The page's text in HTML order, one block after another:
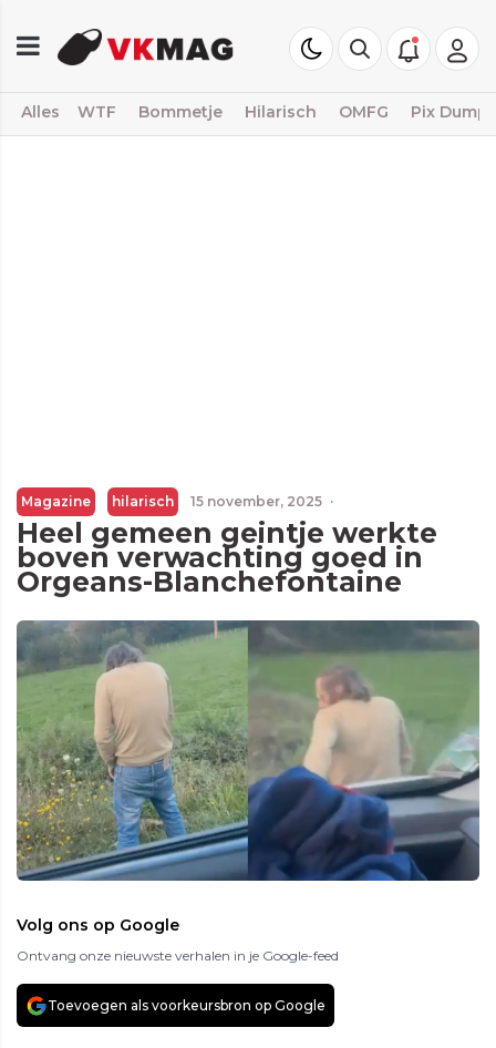
Alles WTF Bommetje Hilarisch OMFG Pix Dump
Magazine hilarisch 15 november, 2025 ·
Heel gemeen geintje werkte
boven verwachting goed in
Orgeans-Blanchefontaine
Volg ons op Google
Ontvang onze nieuwste verhalen in je Google-feed
Toevoegen als voorkeursbron op Google